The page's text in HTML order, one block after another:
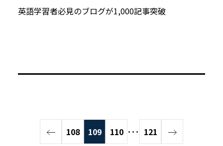
英語学習者必見のブログが1,000記事突破
108 109 110 ･･･ 121